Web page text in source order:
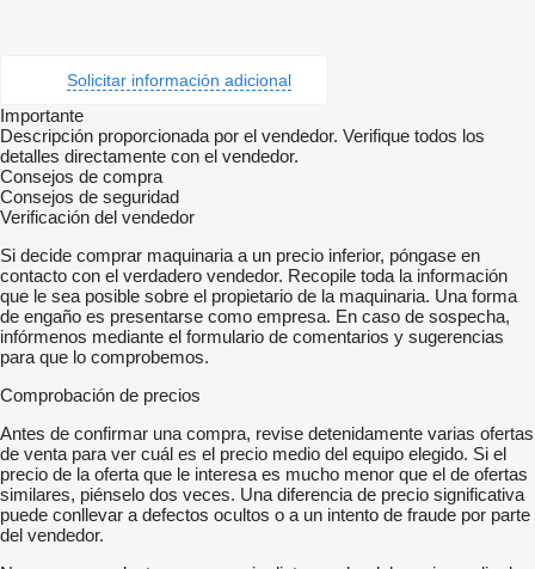
Solicitar información adicional
Importante
Descripción proporcionada por el vendedor. Verifique todos los
detalles directamente con el vendedor.
Consejos de compra
Consejos de seguridad
Verificación del vendedor
Si decide comprar maquinaria a un precio inferior, póngase en
contacto con el verdadero vendedor. Recopile toda la información
que le sea posible sobre el propietario de la maquinaria. Una forma
de engaño es presentarse como empresa. En caso de sospecha,
infórmenos mediante el formulario de comentarios y sugerencias
para que lo comprobemos.
Comprobación de precios
Antes de confirmar una compra, revise detenidamente varias ofertas
de venta para ver cuál es el precio medio del equipo elegido. Si el
precio de la oferta que le interesa es mucho menor que el de ofertas
similares, piénselo dos veces. Una diferencia de precio significativa
puede conllevar a defectos ocultos o a un intento de fraude por parte
del vendedor.